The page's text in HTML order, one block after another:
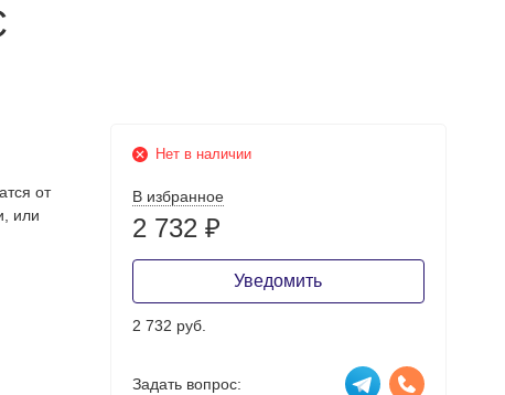
от
или
Нет в наличии
В избранное
2 732 ₽
Уведомить
2 732 руб.
Задать вопрос: